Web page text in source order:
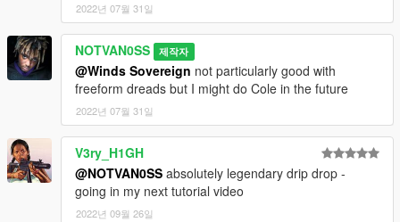
2022년 07월 31일
NOTVAN0SS 제작자
@Winds Sovereign not particularly good with
freeform dreads but I might do Cole in the future
2022년 07월 31일
V3ry_H1GH
@NOTVAN0SS absolutely legendary drip drop -
going in my next tutorial video
2022년 09월 26일